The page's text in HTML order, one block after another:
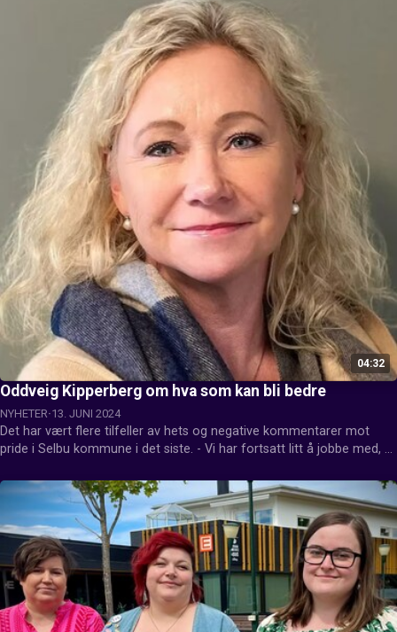
04:32
Oddveig Kipperberg om hva som kan bli bedre
NYHETER 13. JUNI 2024
Det har vært flere tilfeller av hets og negative kommentarer mot
pride i Selbu kommune i det siste. - Vi har fortsatt litt å jobbe med,